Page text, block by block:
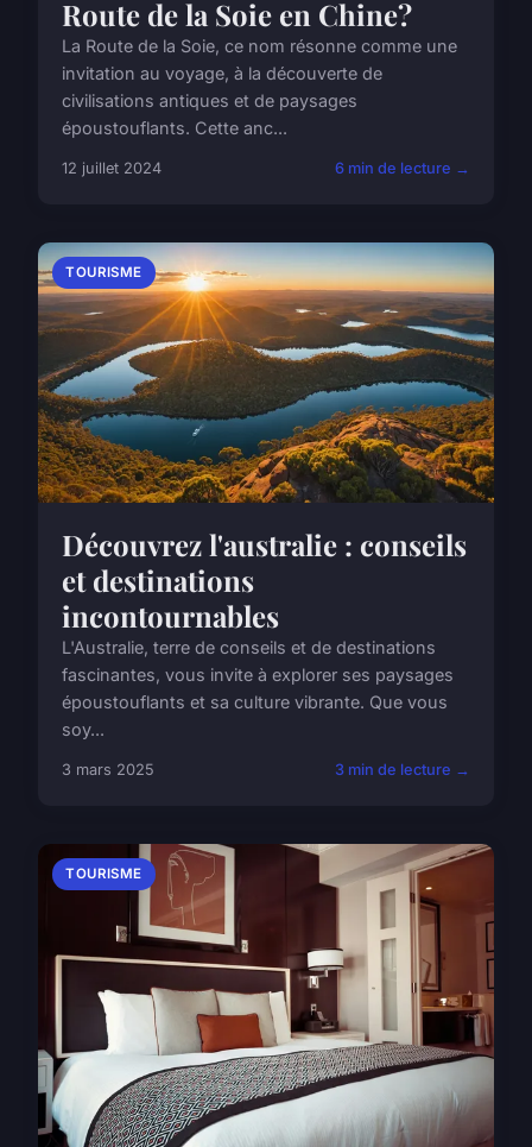
Route de la Soie en Chine?
La Route de la Soie, ce nom résonne comme une
invitation au voyage, à la découverte de
civilisations antiques et de paysages
époustouflants. Cette anc...
12 juillet 2024 6 min de lecture →
TOURISME
Découvrez l'australie : conseils
et destinations
incontournables
L'Australie, terre de conseils et de destinations
fascinantes, vous invite à explorer ses paysages
époustouflants et sa culture vibrante. Que vous
soy...
3 mars 2025 3 min de lecture →
TOURISME